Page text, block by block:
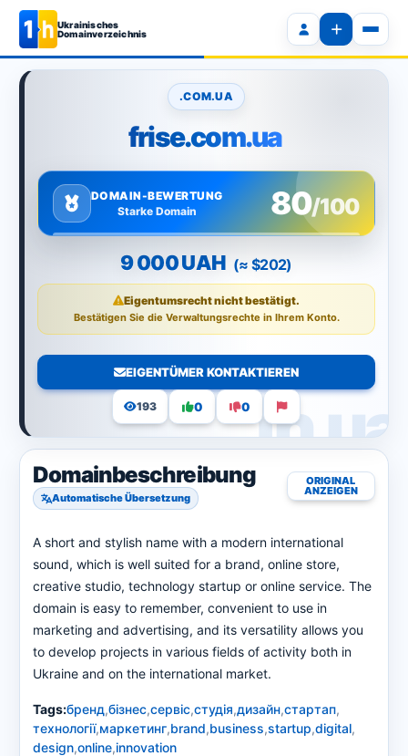
Ukrainisches
Domainverzeichnis
.COM.UA
frise.com.ua
DOMAIN-BEWERTUNG
Starke Domain
80/100
9 000 UAH (≈ $202)
Eigentumsrecht nicht bestätigt.
Bestätigen Sie die Verwaltungsrechte in Ihrem Konto.
EIGENTÜMER KONTAKTIEREN
193 0 0
Domainbeschreibung
Automatische Übersetzung
ORIGINAL
ANZEIGEN
A short and stylish name with a modern international
sound, which is well suited for a brand, online store,
creative studio, technology startup or online service. The
domain is easy to remember, convenient to use in
marketing and advertising, and its versatility allows you
to develop projects in various fields of activity both in
Ukraine and on the international market.
Tags:бренд,бізнес,сервіс,студія,дизайн,стартап,
технології,маркетинг,brand,business,startup,digital,
design,online,innovation